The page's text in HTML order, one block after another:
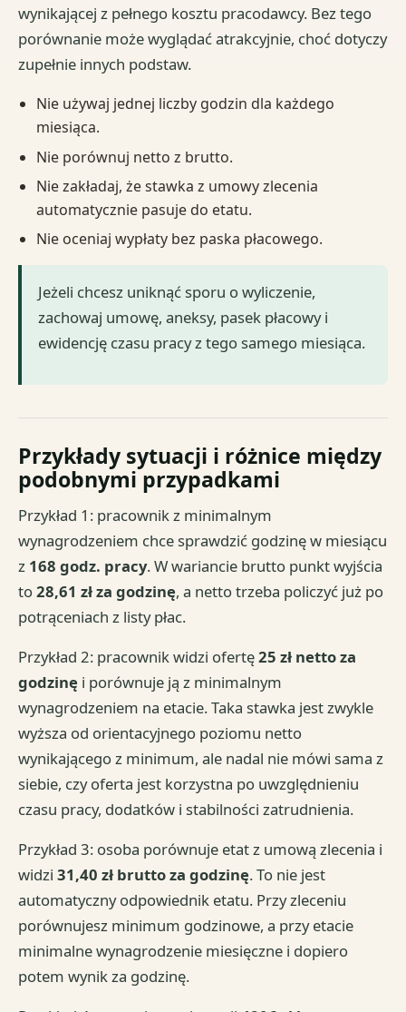
wynikającej z pełnego kosztu pracodawcy. Bez tego
porównanie może wyglądać atrakcyjnie, choć dotyczy
zupełnie innych podstaw.
Nie używaj jednej liczby godzin dla każdego
miesiąca.
Nie porównuj netto z brutto.
Nie zakładaj, że stawka z umowy zlecenia
automatycznie pasuje do etatu.
Nie oceniaj wypłaty bez paska płacowego.
Jeżeli chcesz uniknąć sporu o wyliczenie,
zachowaj umowę, aneksy, pasek płacowy i
ewidencję czasu pracy z tego samego miesiąca.
Przykłady sytuacji i różnice między
podobnymi przypadkami
Przykład 1: pracownik z minimalnym
wynagrodzeniem chce sprawdzić godzinę w miesiącu
z 168 godz. pracy. W wariancie brutto punkt wyjścia
to28,61 zł za godzinę, a netto trzeba policzyć już po
potrąceniach z listy płac.
Przykład 2: pracownik widzi ofertę25 zł netto za
godzinę i porównuje ją z minimalnym
wynagrodzeniem na etacie. Taka stawka jest zwykle
wyższa od orientacyjnego poziomu netto
wynikającego z minimum, ale nadal nie mówi sama z
siebie, czy oferta jest korzystna po uwzględnieniu
czasu pracy, dodatków i stabilności zatrudnienia.
Przykład 3: osoba porównuje etat z umową zlecenia i
widzi31,40 zł brutto za godzinę. To nie jest
automatyczny odpowiednik etatu. Przy zleceniu
porównujesz minimum godzinowe, a przy etacie
minimalne wynagrodzenie miesięczne i dopiero
potem wynik za godzinę.